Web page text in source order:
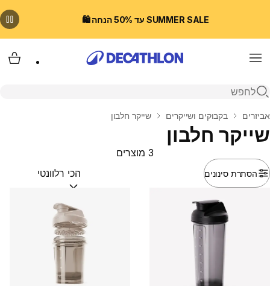
SUMMER SALE עד 50% הנחה 🛍️
Menu
פתיחת חיפוש
בית
אביזרים בקבוקים ושייקרים שייקר חלבון
שייקר חלבון
הסתרת סינונים
3 מוצרים
מיין לפי:(optional)